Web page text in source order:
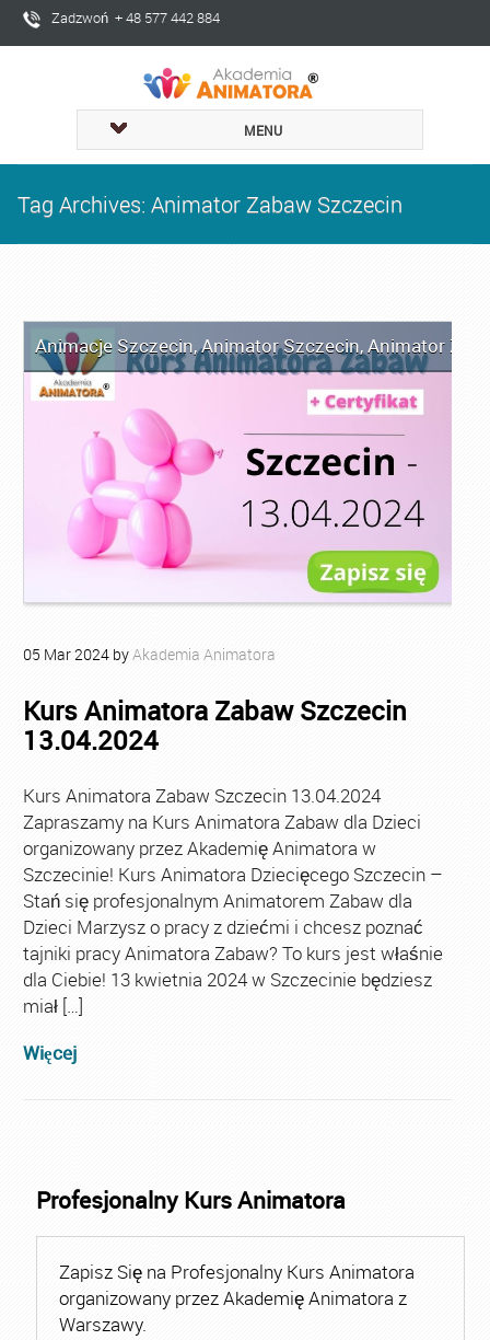
Zadzwoń + 48 577 442 884
MENU
Tag Archives: Animator Zabaw Szczecin
Animacje Szczecin,Animator Szczecin,Animator
05 Mar2024 byAkademia Animatora
Kurs Animatora Zabaw Szczecin
13.04.2024
Kurs Animatora Zabaw Szczecin 13.04.2024
Zapraszamy na Kurs Animatora Zabaw dla Dzieci
organizowany przez Akademię Animatora w
Szczecinie! Kurs Animatora Dziecięcego Szczecin –
Stań się profesjonalnym Animatorem Zabaw dla
Dzieci Marzysz o pracy z dziećmi i chcesz poznać
tajniki pracy Animatora Zabaw? To kurs jest właśnie
dla Ciebie! 13 kwietnia 2024 w Szczecinie będziesz
miał […]
Więcej
Profesjonalny Kurs Animatora
Zapisz Się na Profesjonalny Kurs Animatora
organizowany przez Akademię Animatora z
Warszawy.